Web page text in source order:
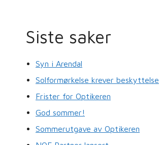
Siste saker
Syn i Arendal
Solformørkelse krever beskyttelse
Frister for Optikeren
God sommer!
Sommerutgave av Optikeren